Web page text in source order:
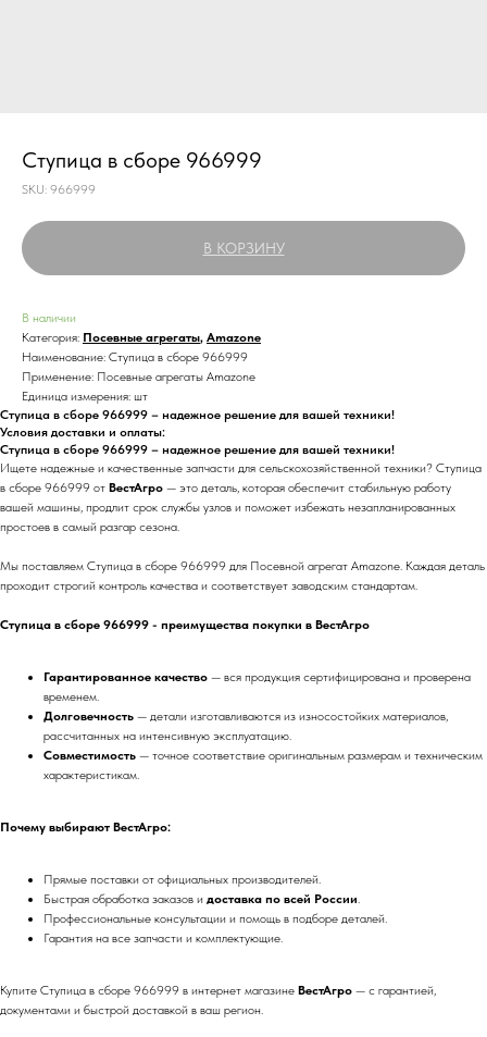
Ступица в сборе 966999
SKU: 966999
В КОРЗИНУ
В наличии
Категория: Посевные агрегаты, Amazone
Наименование: Ступица в сборе 966999
Применение: Посевные агрегаты Amazone
Единица измерения: шт
Ступица в сборе 966999 – надежное решение для вашей техники!
Условия доставки и оплаты:
Ступица в сборе 966999 – надежное решение для вашей техники!
Ищете надежные и качественные запчасти для сельскохозяйственной техники? Ступица
в сборе 966999 от ВестАгро — это деталь, которая обеспечит стабильную работу
вашей машины, продлит срок службы узлов и поможет избежать незапланированных
простоев в самый разгар сезона.
Мы поставляем Ступица в сборе 966999 для Посевной агрегат Amazone. Каждая деталь
проходит строгий контроль качества и соответствует заводским стандартам.
Ступица в сборе 966999 - преимущества покупки в ВестАгро
Гарантированное качество — вся продукция сертифицирована и проверена
временем.
Долговечность — детали изготавливаются из износостойких материалов,
рассчитанных на интенсивную эксплуатацию.
Совместимость — точное соответствие оригинальным размерам и техническим
характеристикам.
Почему выбирают ВестАгро:
Прямые поставки от официальных производителей.
Быстрая обработка заказов и доставка по всей России.
Профессиональные консультации и помощь в подборе деталей.
Гарантия на все запчасти и комплектующие.
Купите Ступица в сборе 966999 в интернет магазине ВестАгро — с гарантией,
документами и быстрой доставкой в ваш регион.